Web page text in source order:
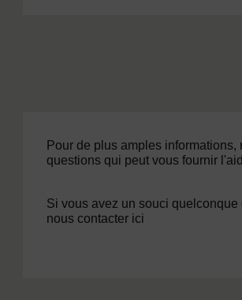
Pour de plus amples
questions qui peut vous fournir
Si vous avez un souci
nous contacter ici